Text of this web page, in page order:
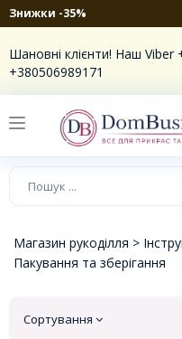
Знижки -35%
Шановні клієнти! Наш
+380506989171
Магазин рукоділля >
Пакування та зберігання
Сортування